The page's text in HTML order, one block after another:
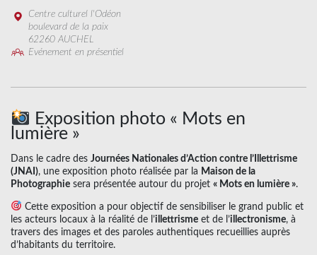
Centre culturel l'Odéon
boulevard de la paix
62260 AUCHEL
Evénement en présentiel
Exposition photo « Mots en
lumière »
Dans le cadre des Journées Nationales d’Action contre l’Illettrisme
(JNAI), une exposition photo réalisée par la Maison de la
Photographie sera présentée autour du projet « Mots en lumière ».
Cette exposition a pour objectif de sensibiliser le grand public et
les acteurs locaux à la réalité de l’illettrisme et de l’illectronisme, à
travers des images et des paroles authentiques recueillies auprès
d’habitants du territoire.